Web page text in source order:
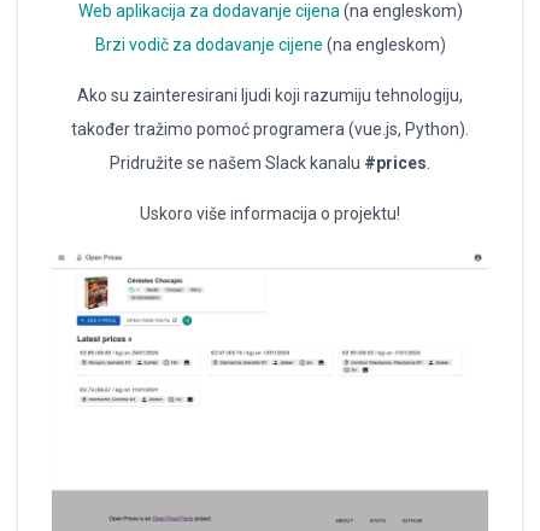
Web aplikacija za dodavanje cijena(na engleskom)
Brzi vodič za dodavanje cijene (na engleskom)
Ako su zainteresirani ljudi koji razumiju tehnologiju,
također tražimo pomoć programera (vue.js, Python).
Pridružite se našem Slack kanalu #prices.
Uskoro više informacija o projektu!